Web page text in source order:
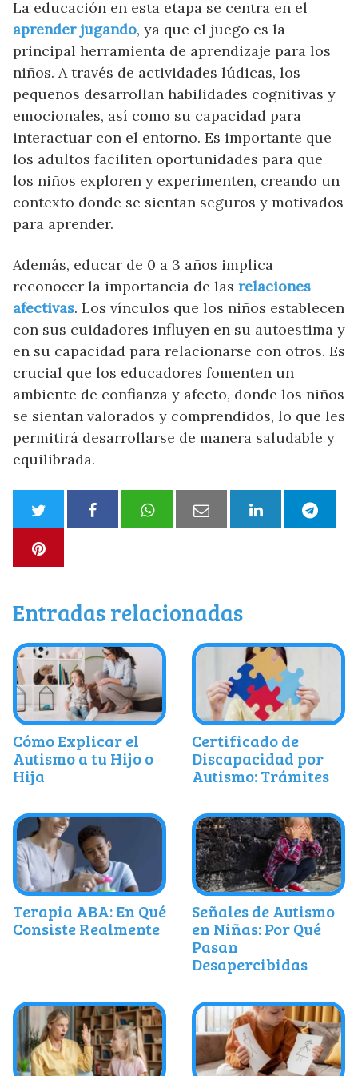
La educación en esta etapa se centra en el
aprender jugando, ya que el juego es la
principal herramienta de aprendizaje para los
niños. A través de actividades lúdicas, los
pequeños desarrollan habilidades cognitivas y
emocionales, así como su capacidad para
interactuar con el entorno. Es importante que
los adultos faciliten oportunidades para que
los niños exploren y experimenten, creando un
contexto donde se sientan seguros y motivados
para aprender.
Además, educar de 0 a 3 años implica
reconocer la importancia de las relaciones
afectivas. Los vínculos que los niños establecen
con sus cuidadores influyen en su autoestima y
en su capacidad para relacionarse con otros. Es
crucial que los educadores fomenten un
ambiente de confianza y afecto, donde los niños
se sientan valorados y comprendidos, lo que les
permitirá desarrollarse de manera saludable y
equilibrada.
Entradas relacionadas
Cómo Explicar el
Autismo a tu Hijo o
Hija
Certificado de
Discapacidad por
Autismo: Trámites
Terapia ABA: En Qué
Consiste Realmente
Señales de Autismo
en Niñas: Por Qué
Pasan
Desapercibidas